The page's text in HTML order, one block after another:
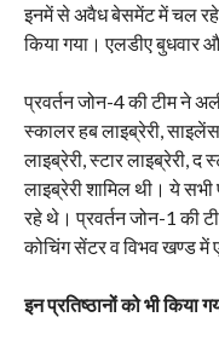
इनमें से अवैध बेसमेंट में चल रहे
किया गया। एलडीए बुधवार
प्रवर्तन जोन-4 की टीम ने
स्कालर हब लाइब्रेरी, साइलेंस
लाइब्रेरी, स्टार लाइब्रेरी, द
लाइब्रेरी शामिल थी। ये
रहे थे। प्रवर्तन जोन-1 की
कोचिंग सेंटर व विभव खण्ड में
इन प्रतिष्ठानों को भी किया